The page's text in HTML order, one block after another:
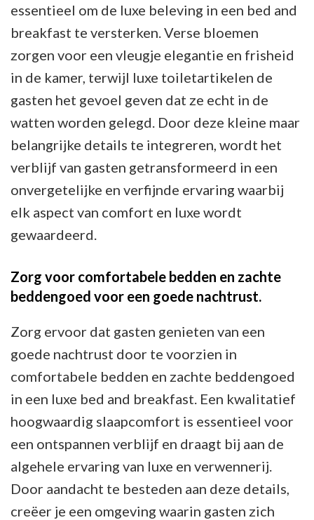
essentieel om de luxe beleving in een bed and
breakfast te versterken. Verse bloemen
zorgen voor een vleugje elegantie en frisheid
in de kamer, terwijl luxe toiletartikelen de
gasten het gevoel geven dat ze echt in de
watten worden gelegd. Door deze kleine maar
belangrijke details te integreren, wordt het
verblijf van gasten getransformeerd in een
onvergetelijke en verfijnde ervaring waarbij
elk aspect van comfort en luxe wordt
gewaardeerd.
Zorg voor comfortabele bedden en zachte
beddengoed voor een goede nachtrust.
Zorg ervoor dat gasten genieten van een
goede nachtrust door te voorzien in
comfortabele bedden en zachte beddengoed
in een luxe bed and breakfast. Een kwalitatief
hoogwaardig slaapcomfort is essentieel voor
een ontspannen verblijf en draagt bij aan de
algehele ervaring van luxe en verwennerij.
Door aandacht te besteden aan deze details,
creëer je een omgeving waarin gasten zich